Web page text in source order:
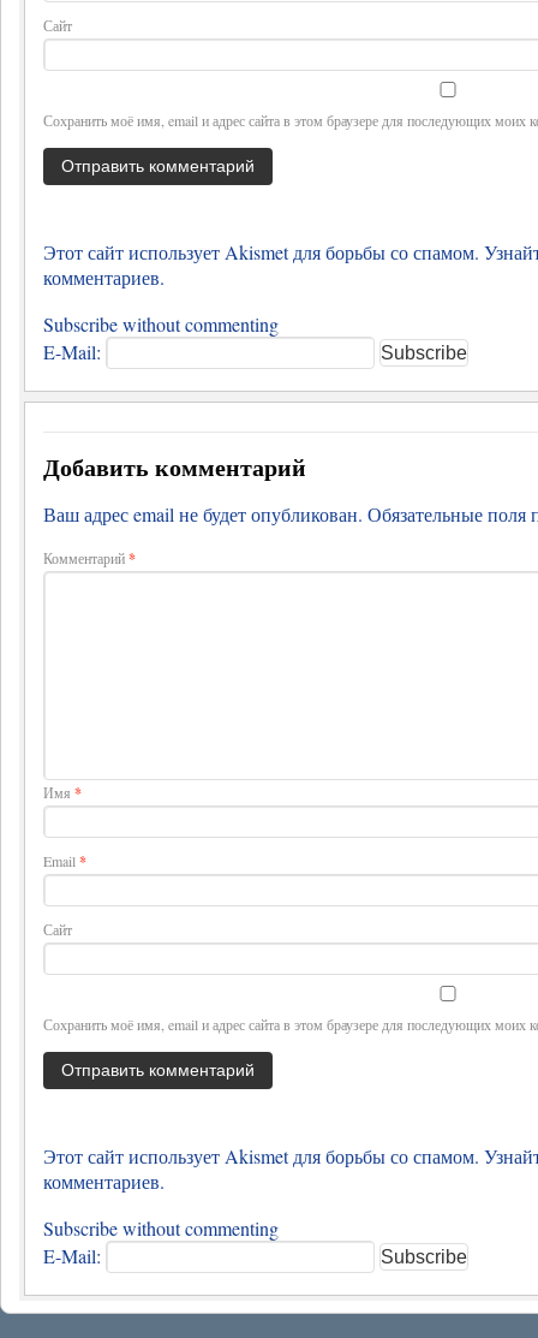
Сайт
Сохранить моё имя, email и адрес сайта в этом браузере для последующих моих
Этот сайт использует Akismet для борьбы со спамом.
комментариев.
Subscribe without commenting
E-Mail:
Добавить комментарий
Ваш адрес email не будет опубликован. Обязательные
Комментарий*
Имя *
Email *
Сайт
Сохранить моё имя, email и адрес сайта в этом браузере для последующих моих
Этот сайт использует Akismet для борьбы со спамом.
комментариев.
Subscribe without commenting
E-Mail: